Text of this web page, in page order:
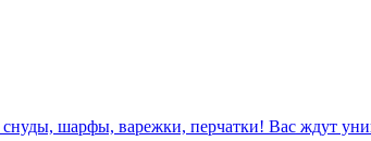
шарфы, варежки, перчатки! Вас ждут